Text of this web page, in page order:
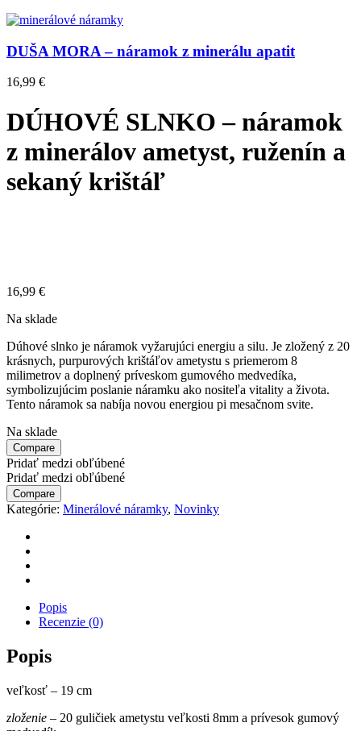
DUŠA MORA – náramok z minerálu apatit
16,99 €
DÚHOVÉ SLNKO – náramok
z minerálov ametyst, ruženín a
sekaný krištáľ
16,99 €
Na sklade
Dúhové slnko je náramok vyžarujúci energiu a silu. Je zložený z 20
krásnych, purpurových krištáľov ametystu s priemerom 8
milimetrov a doplnený príveskom gumového medvedíka,
symbolizujúcim poslanie náramku ako nositeľa vitality a života.
Tento náramok sa nabíja novou energiou pi mesačnom svite.
Na sklade
Compare
Pridať medzi obľúbené
Pridať medzi obľúbené
Compare
Kategórie: Minerálové náramky, Novinky
Popis
Recenzie (0)
Popis
veľkosť – 19 cm
zloženie – 20 guličiek ametystu veľkosti 8mm a prívesok gumový